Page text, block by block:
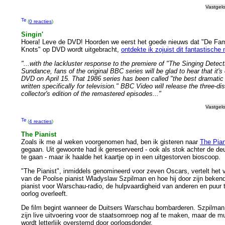
(0 reacties)
Singin'
Hoera! Leve de DVD! Hoorden we eerst het goede nieuws dat "De
Knots" op DVD wordt uitgebracht, ontdekte ik zojuist dit fantastische
"...with the lackluster response to the premiere of "The Singing
Sundance, fans of the original BBC series will be glad to hear that it's
DVD on April 15. That 1986 series has been called "the best
written specifically for television." BBC Video will release the three-
collector's edition of the remastered episodes..."
(4 reacties)
The Pianist
Zoals ik me al weken voorgenomen had, ben ik gisteren naar The
gegaan. Uit gewoonte had ik gereserveerd - ook als stok achter de
te gaan - maar ik haalde het kaartje op in een uitgestorven bioscoop.
"The Pianist", inmiddels genomineerd voor zeven Oscars, vertelt het
van de Poolse pianist Wladyslaw Szpilman en hoe hij door zijn
pianist voor Warschau-radio, de hulpvaardigheid van anderen en puur
oorlog overleeft.
De film begint wanneer de Duitsers Warschau bombarderen.
zijn live uitvoering voor de staatsomroep nog af te maken, maar de
wordt letterlijk overstemd door oorlogsdonder.